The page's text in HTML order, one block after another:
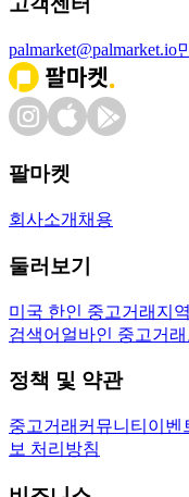
palmarket@palmarket.io
팔마켓
회사소개 채용
둘러보기
미국 한인 중고거래 지
검색어 얼바인 중고거래
정책 및 약관
중고거래 커뮤니티 이벤
보 처리방침